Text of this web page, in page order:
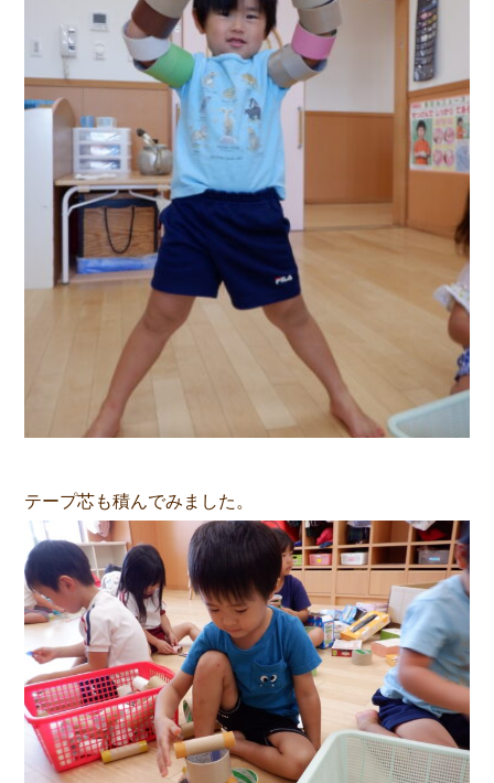
テープ芯も積んでみました。